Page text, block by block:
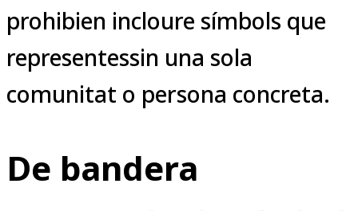
prohibien incloure símbols que
representessin una sola
comunitat o persona concreta.
De bandera